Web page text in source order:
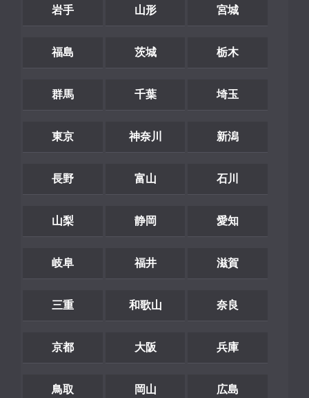
岩手 山形 宮城
福島 茨城 栃木
群馬 千葉 埼玉
東京 神奈川 新潟
長野 富山 石川
山梨 静岡 愛知
岐阜 福井 滋賀
三重 和歌山 奈良
京都 大阪 兵庫
鳥取 岡山 広島